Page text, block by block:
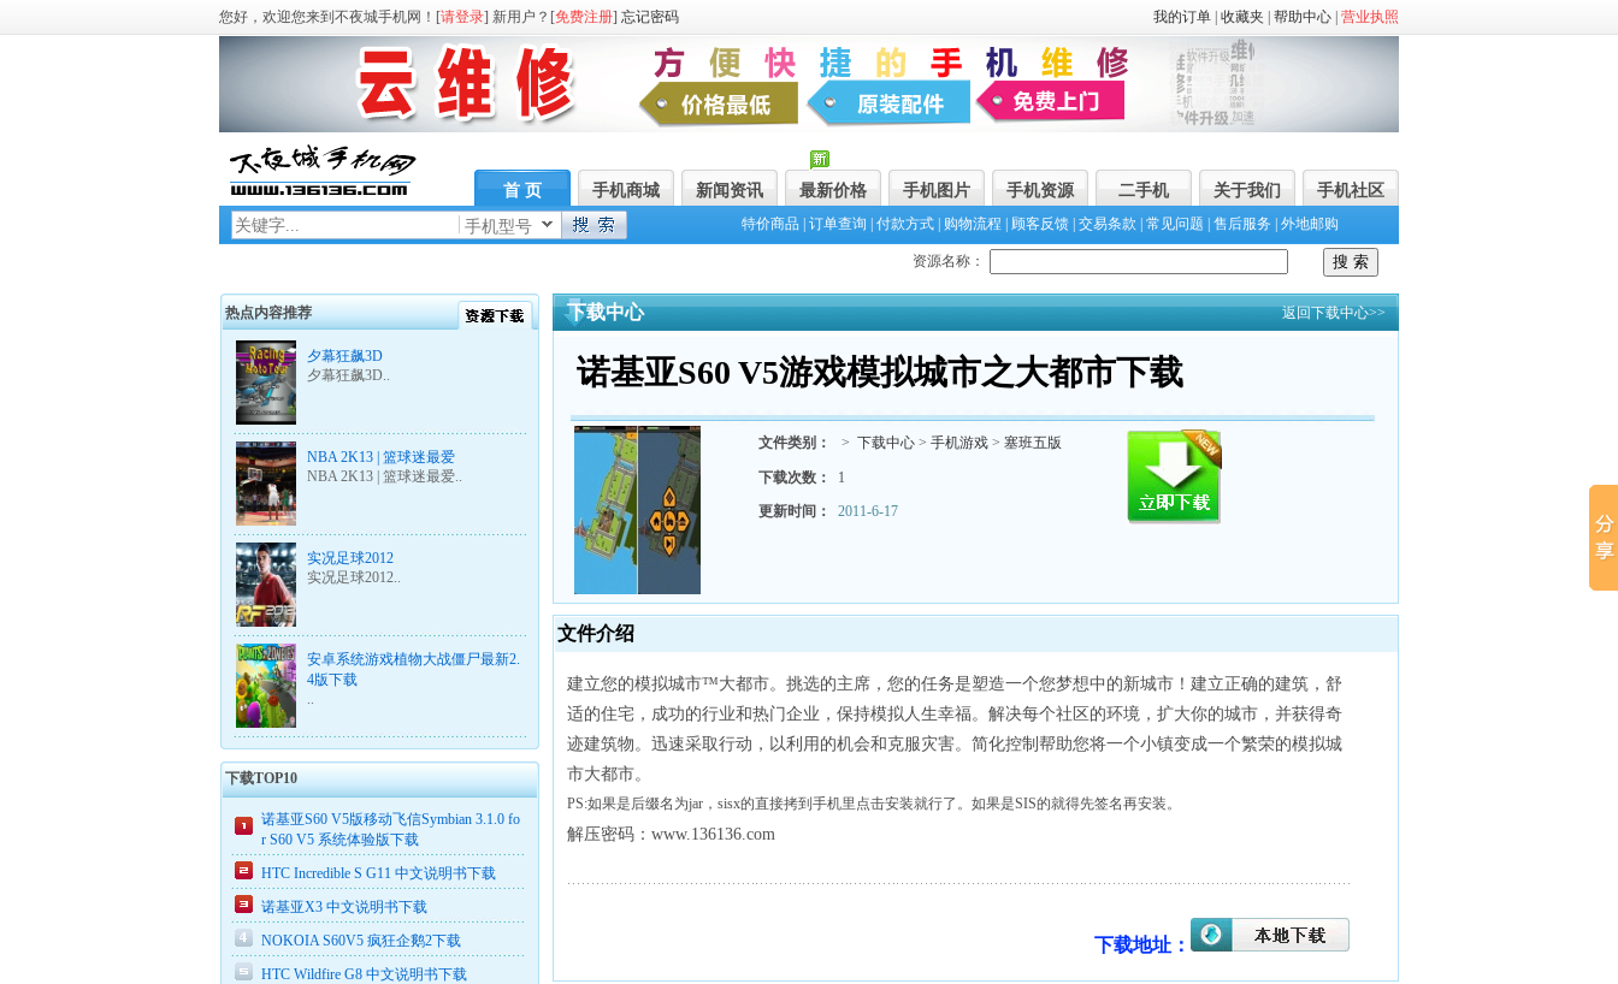
您好，欢迎您来到不夜城手机网！[请登录] 新用户？[免费注册] 忘记密码 我的订单 收藏夹 帮助中心 营业执照
首 页 手机商城 新闻资讯 最新价格 手机图片 手机资源 二手机 关于我们
手机社区
手机型号
特价商品 订单查询 付款方式 购物流程 顾客反馈 交易条款 常见问题 售后服务 外地邮购
资源名称：
热点内容推荐
夕幕狂飙3D
夕幕狂飙3D..
NBA 2K13 | 篮球迷最爱
NBA 2K13 | 篮球迷最爱..
实况足球2012
实况足球2012..
安卓系统游戏植物大战僵尸最新2.
4版下载
..
下载TOP10
诺基亚S60 V5版移动飞信Symbian 3.1.0 fo
r S60 V5 系统体验版下载
HTC Incredible S G11 中文说明书下载
诺基亚X3 中文说明书下载
NOKOIA S60V5 疯狂企鹅2下载
HTC Wildfire G8 中文说明书下载
下载中心 返回下载中心>>
诺基亚S60 V5游戏模拟城市之大都市下载
文件类别： > 下载中心> 手机游戏> 塞班五版
下载次数：
1
更新时间：
2011-6-17
文件介绍
建立您的模拟城市™大都市。挑选的主席，您的任务是塑造一个您梦想中的新城市！建立正确的建筑，舒
适的住宅，成功的行业和热门企业，保持模拟人生幸福。解决每个社区的环境，扩大你的城市，并获得奇
迹建筑物。迅速采取行动，以利用的机会和克服灾害。简化控制帮助您将一个小镇变成一个繁荣的模拟城
市大都市。
PS:如果是后缀名为jar，sisx的直接拷到手机里点击安装就行了。如果是SIS的就得先签名再安装。
解压密码：www.136136.com
下载地址：